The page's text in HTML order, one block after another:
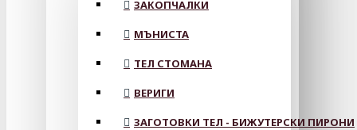
ЗАКОПЧАЛКИ
МЪНИСТА
ТЕЛ СТОМАНА
ВЕРИГИ
ЗАГОТОВКИ ТЕЛ - БИЖУТЕРСКИ ПИРОНИ